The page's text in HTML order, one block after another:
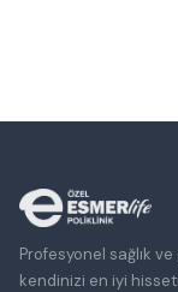
Profesyonel sağlık
kendinizi en iyi